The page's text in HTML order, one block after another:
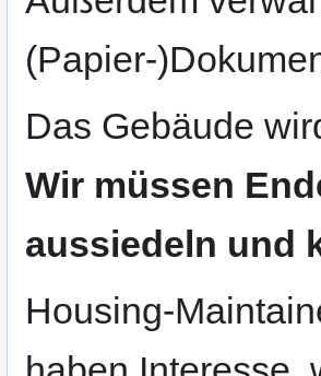
(Papier-
Das Gebäude
Wir müssen
aussiedeln und
Housing-